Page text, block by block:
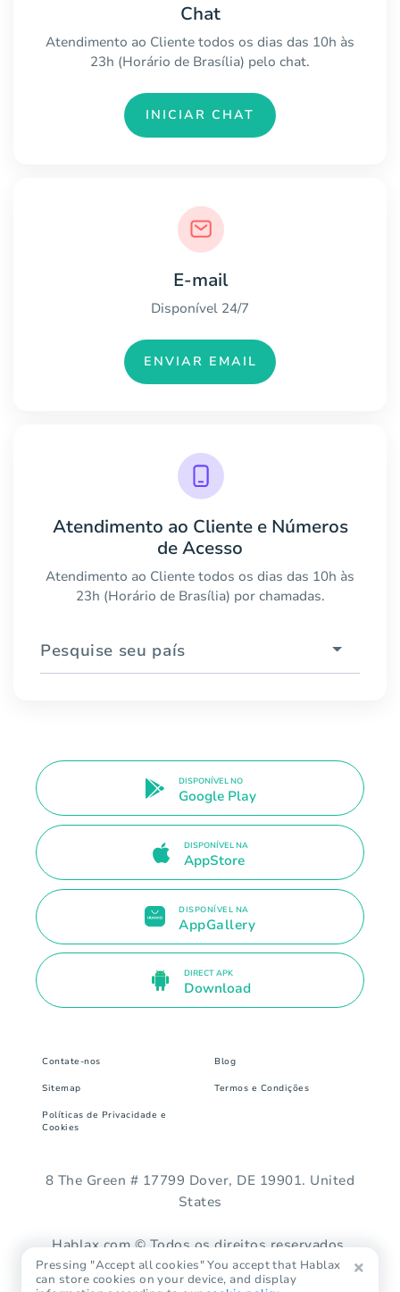
Chat
Atendimento ao Cliente todos os dias das 10h às
23h (Horário de Brasília) pelo chat.
INICIAR CHAT
E-mail
Disponível 24/7
ENVIAR EMAIL
Atendimento ao Cliente e Números
de Acesso
Atendimento ao Cliente todos os dias das 10h às
23h (Horário de Brasília) por chamadas.
Pesquise seu país
DISPONÍVEL NO
Google Play
DISPONÍVEL NA
AppStore
DISPONÍVEL NA
AppGallery
DIRECT APK
Download
Contate-nos Blog
Sitemap Termos e Condições
Políticas de Privacidade e
Cookies
8 The Green # 17799 Dover, DE 19901. United
States
Hablax.com © Todos os direitos reservados.
Pressing "Accept all cookies" You accept that Hablax
can store cookies on your device, and display